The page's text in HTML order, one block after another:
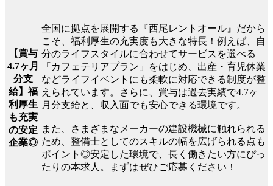
【賞与
4.7ヶ月
分支
給】福
利厚生
も充実
の安定
企業◎
全国に拠点を展開する『西尾レントオール』だから
こそ、福利厚生の充実度も大きな特長！例えば、自
分のライフスタイルに合わせてサービスを選べる
「カフェテリアプラン」をはじめ、出産・育児休業
などライフイベントにも柔軟に対応できる制度が整
えられています。さらに、賞与は過去実績で4.7ヶ
月分支給と、収入面でも安心できる環境です。
また、さまざまなメーカーの建設機械に触れられる
ため、整備士としてのスキルの幅を広げられる点も
ポイント◎安定した環境で、長く働きたい方にぴっ
たりの本求人。まずはぜひご応募ください！